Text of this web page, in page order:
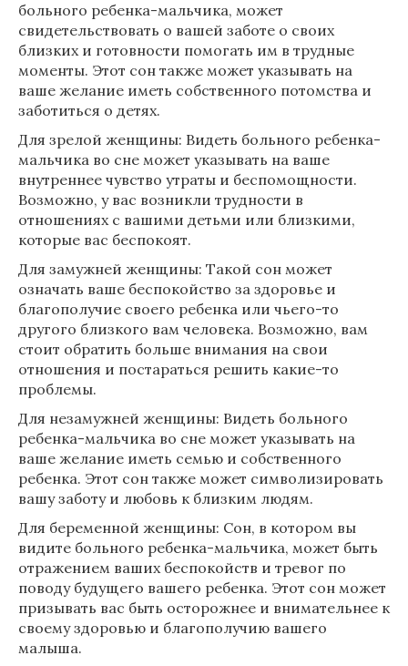
больного ребенка-мальчика, может
свидетельствовать о вашей заботе о своих
близких и готовности помогать им в трудные
моменты. Этот сон также может указывать на
ваше желание иметь собственного потомства и
заботиться о детях.
Для зрелой женщины: Видеть больного ребенка-
мальчика во сне может указывать на ваше
внутреннее чувство утраты и беспомощности.
Возможно, у вас возникли трудности в
отношениях с вашими детьми или близкими,
которые вас беспокоят.
Для замужней женщины: Такой сон может
означать ваше беспокойство за здоровье и
благополучие своего ребенка или чьего-то
другого близкого вам человека. Возможно, вам
стоит обратить больше внимания на свои
отношения и постараться решить какие-то
проблемы.
Для незамужней женщины: Видеть больного
ребенка-мальчика во сне может указывать на
ваше желание иметь семью и собственного
ребенка. Этот сон также может символизировать
вашу заботу и любовь к близким людям.
Для беременной женщины: Сон, в котором вы
видите больного ребенка-мальчика, может быть
отражением ваших беспокойств и тревог по
поводу будущего вашего ребенка. Этот сон может
призывать вас быть осторожнее и внимательнее к
своему здоровью и благополучию вашего
малыша.